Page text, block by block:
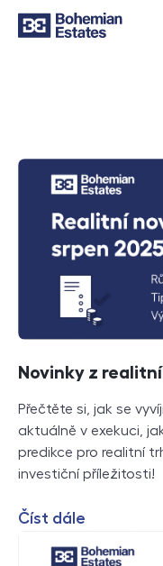
Novinky z
Přečtěte si, jak se
aktuálně v exekuci,
predikce pro realitní
investiční příležitosti!
Číst dále